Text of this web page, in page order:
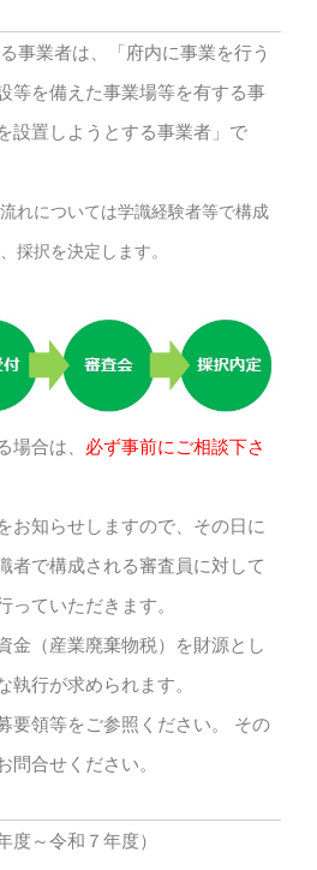
事業者は、「府内に事業を行う
等を備えた事業場等を有する事
設置しようとする事業者」で
れについては学識経験者等で構成
採択を決定します。
合は、 必ず事前にご相談下さ
お知らせしますので、その日に
者で構成される審査員に対して
っていただきます。
金（産業廃棄物税）を財源とし
執行が求められます。
要領等をご参照ください。 その
問合せください。
度～令和７年度）